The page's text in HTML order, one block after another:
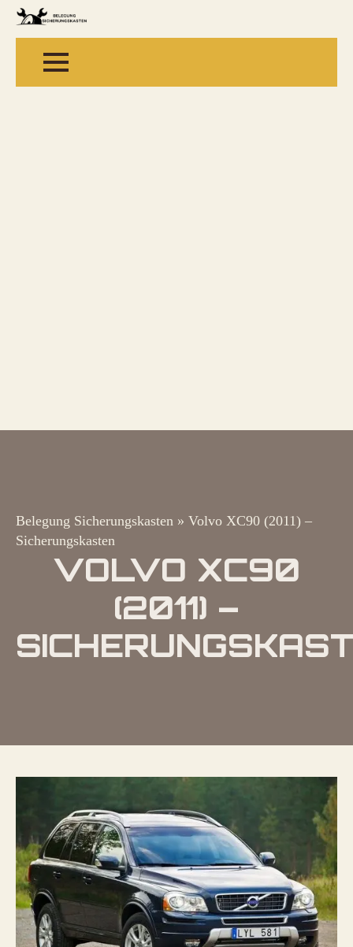
Belegung Sicherungskasten » Volvo XC90 (2011) –
Sicherungskasten
VOLVO XC90
(2011) –